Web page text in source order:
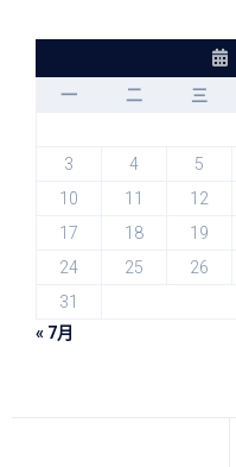
一
二 三
3
4 5
10
11 12
17
18 19
24
25 26
31
« 7月